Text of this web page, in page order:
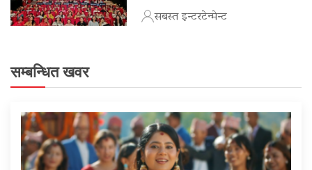
सबस्त इन्टरटेन्मेन्ट
सम्बन्धित खवर